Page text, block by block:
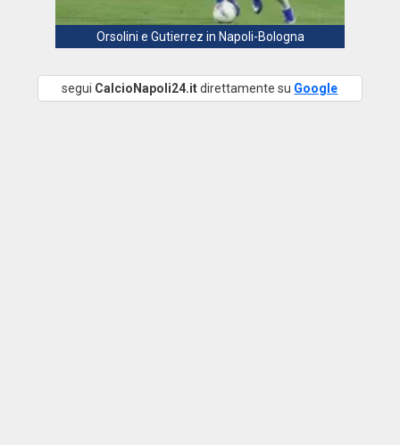
Orsolini e Gutierrez in Napoli-Bologna
segui CalcioNapoli24.itdirettamente su Google